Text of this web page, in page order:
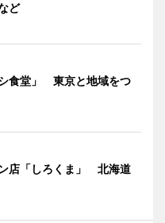
ど
食堂」 東京と地域をつ
店「しろくま」 北海道